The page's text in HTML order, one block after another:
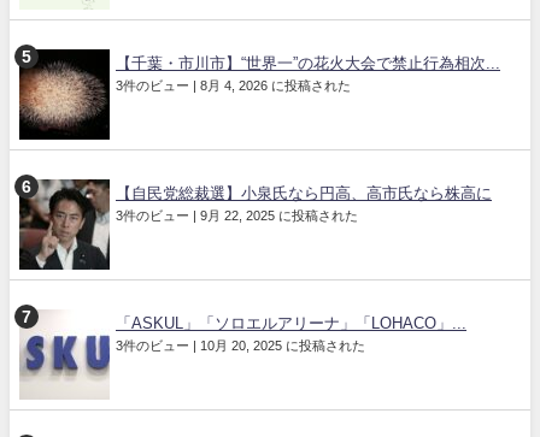
【千葉・市川市】“世界一”の花火大会で禁止行為相次...
3件のビュー | 8月 4, 2026 に投稿された
【自民党総裁選】小泉氏なら円高、高市氏なら株高に
3件のビュー | 9月 22, 2025 に投稿された
「ASKUL」「ソロエルアリーナ」「LOHACO」...
3件のビュー | 10月 20, 2025 に投稿された